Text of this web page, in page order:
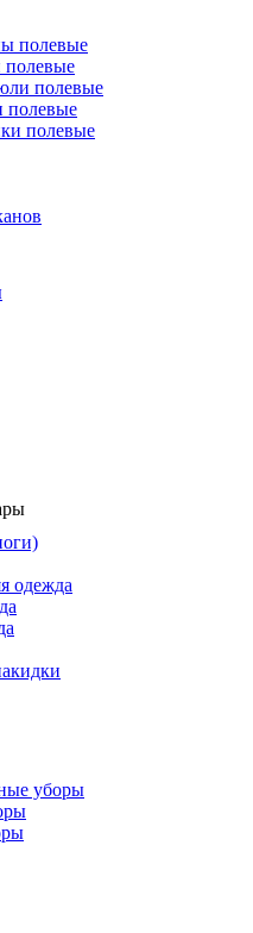
полевые
полевые
полевые
одежда
уборы